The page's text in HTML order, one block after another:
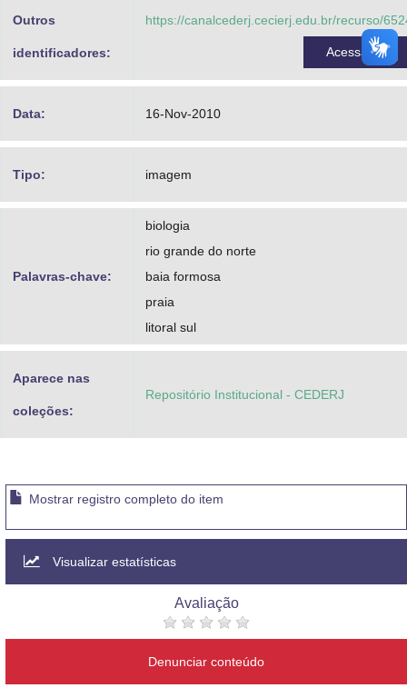
Outros
identificadores:
https://canalcederj.cecierj.edu.br/recurso/
Acessar
Data: 16-Nov-2010
Tipo: imagem
Palavras-chave:
biologia
rio grande do norte
baia formosa
praia
litoral sul
Aparece nas
coleções:
Repositório Institucional - CEDERJ
Mostrar registro completo do item
Visualizar estatísticas
Avaliação
Denunciar conteúdo